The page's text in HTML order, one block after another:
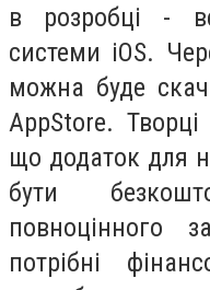
в розробці -
системи iOS.
можна буде
AppStore.
що додаток для
бути
повноцінного
потрібні